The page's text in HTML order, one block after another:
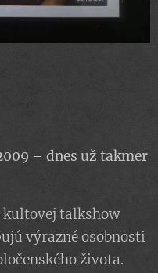
– dnes už takmer
kultovej talkshow
výrazné osobnosti
života.